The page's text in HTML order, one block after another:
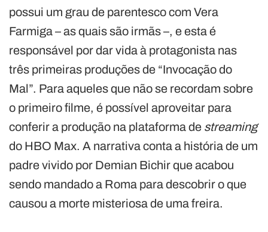
possui um grau de parentesco com Vera
Farmiga – as quais são irmãs –, e esta é
responsável por dar vida à protagonista nas
três primeiras produções de “Invocação do
Mal”. Para aqueles que não se recordam sobre
o primeiro filme, é possível aproveitar para
conferir a produção na plataforma de streaming
do HBO Max. A narrativa conta a história de um
padre vivido por Demian Bichir que acabou
sendo mandado a Roma para descobrir o que
causou a morte misteriosa de uma freira.